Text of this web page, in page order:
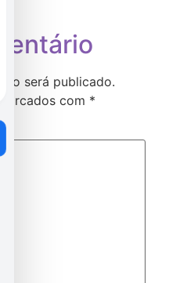
será publicado.
com *